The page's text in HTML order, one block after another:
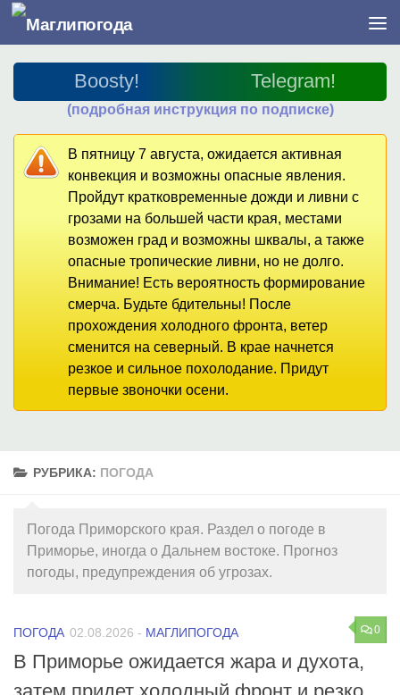
Перейти к содержимому
Boosty! Telegram!
(подробная инструкция по подписке)
В пятницу 7 августа, ожидается активная
конвекция и возможны опасные явления.
Пройдут кратковременные дожди и ливни с
грозами на большей части края, местами
возможен град и возможны шквалы, а также
опасные тропические ливни, но не долго.
Внимание! Есть вероятность формирование
смерча. Будьте бдительны! После
прохождения холодного фронта, ветер
сменится на северный. В крае начнется
резкое и сильное похолодание. Придут
первые звоночки осени.
РУБРИКА: ПОГОДА
Погода Приморского края. Раздел о погоде в
Приморье, иногда о Дальнем востоке. Прогноз
погоды, предупреждения об угрозах.
0
ПОГОДА 02.08.2026 - МАГЛИПОГОДА
В Приморье ожидается жара и духота,